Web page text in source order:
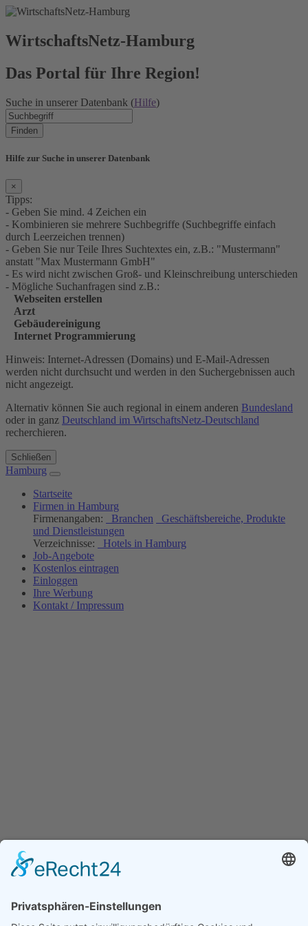
WirtschaftsNetz-Hamburg
Das Portal für Ihre Region!
Suche in unserer Datenbank (Hilfe)
Finden
Hilfe zur Suche in unserer Datenbank
×
Tipps:
- Geben Sie mind. 4 Zeichen ein
- Kombinieren sie mehrere Suchbegriffe (Suchbegriffe einfach
durch Leerzeichen trennen)
- Geben Sie nur Teile Ihres Suchtextes ein, z.B.: "Mustermann"
anstatt "Max Mustermann GmbH"
- Es wird nicht zwischen Groß- und Kleinschreibung unterschieden
- Mögliche Suchanfragen sind z.B.:
Webseiten erstellen
Arzt
Gebäudereinigung
Internet Programmierung
Hinweis: Internet-Adressen (Domains) und E-Mail-Adressen
werden nicht durchsucht und werden in den Suchergebnissen auch
nicht angezeigt.
Alternativ können Sie auch regional in einem anderen Bundesland
oder in ganz Deutschland im WirtschaftsNetz-Deutschland
recherchieren.
Schließen
Hamburg
Startseite
Firmen in Hamburg
Firmenangaben:
Branchen
Geschäftsbereiche, Produkte
und Dienstleistungen
Verzeichnisse:
Hotels in Hamburg
Job-Angebote
Kostenlos eintragen
Einloggen
Ihre Werbung
Kontakt / Impressum